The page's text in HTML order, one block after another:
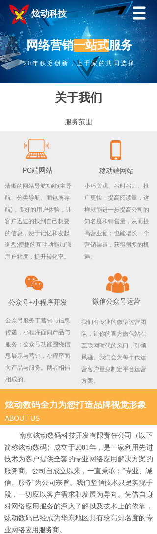
炫动科技
网络营销一站式服务
20年积淀创新，上千家的共同选择
关于我们
——
服务范围
我们有专业的微信运营团
队，让你的官方微信站在
互联网时代的风口，引领
风骚。我们会为每个代运
营客户量身制定平台运营
方案。
移动端网站
PC端网站
小巧美观、省时省力、推
广更快，提高阅读量，这
样就能进一步提高公司的
知名度和销售量，从而提
高营业额；也能增长一个
营销渠道，获得很多的机
遇。
清晰的网站导航功能(主导
航、分类导航、面包屑导
航)，良好的用户体验，让
客户迅速的找到自己想要
的信息，便于记忆和发起
询盘;便捷的互动功能加强
用户粘度，提升转化率。
公众号+小程序开发 微信公众号运营
公众号服务于营销与信息
传递，小程序面向产品与
服务；公众号功能围绕信
息展示与营销，小程序面
向产品与服务。两者相辅
相成的。
ABOUT US
炫动数码全力为您打造品牌视觉形象
南京炫动数码科技开发有限责任公司（以下
简称炫动数码）成立于2001年，是一家利用先进
技术为客户提供全套的专业网络应用解决方案的
服务商。公司自成立以来，一直秉承：”专业、诚
信、服务“为公司宗旨。我们坚信技术只是实现手
段，一切应以客户需求和发展为导向。凭借自身
对网络应用服务的深入了解以及技术上的依靠，
炫动数码已经成为华东地区具有较高知名度的专
业网络应用服务商。